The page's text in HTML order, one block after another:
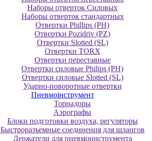
Наборы отверток Силовых
Наборы отверток стандартных
Отвертки Phillips (PH)
Отвертки Pozidriv (PZ)
Отвертки Slotted (SL)
Отвертки TORX
Отвертки переставные
Отвертки силовые Philips (PH)
Отвертки силовые Slotted (SL)
Ударно-поворотные отвертки
Пневмоінструмент
Topнaдopы
Аэрографы
Блоки подготовки воздуха, регуляторы
Быстроразъемные соединения для шлангов
Держатели для пневмоинструмента